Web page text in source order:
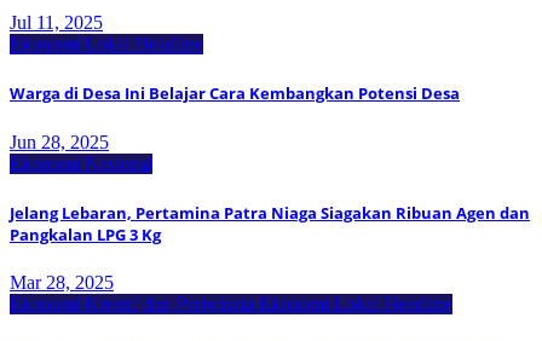
Jul 11, 2025
Ekonomi Lokal Headline
Warga di Desa Ini Belajar Cara Kembangkan Potensi Desa
Jun 28, 2025
Ekonomi Nasional
Jelang Lebaran, Pertamina Patra Niaga Siagakan Ribuan Agen dan
Pangkalan LPG 3 Kg
Mar 28, 2025
Ekonomi Kreatif dan Pariwisata Ekonomi Lokal Headline